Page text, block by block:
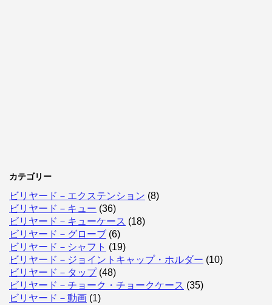
カテゴリー
ビリヤード－エクステンション (8)
ビリヤード－キュー (36)
ビリヤード－キューケース (18)
ビリヤード－グローブ (6)
ビリヤード－シャフト (19)
ビリヤード－ジョイントキャップ・ホルダー (10)
ビリヤード－タップ(48)
ビリヤード－チョーク・チョークケース (35)
ビリヤード－動画 (1)